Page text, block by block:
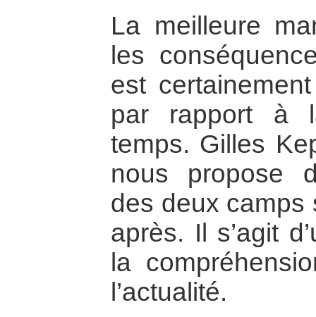
La meilleure
les
est
par rapport à
temps. Gilles
nous propose
des deux camps
après. Il s’agit
la
l’actualité.